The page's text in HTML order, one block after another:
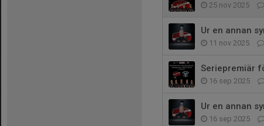
25 nov 2025
Ur en annan
11 nov 2025
Seriepremiär
16 sep 2025
Ur en annan
16 sep 2025